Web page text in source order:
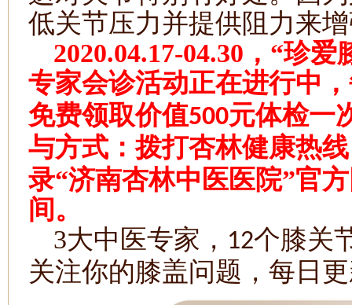
低关节压力并提供阻力来
2020.04.17-04.30 ，“珍
专家会诊活动正在进行中
免费领取价值500元体检一
与方式：拨打杏林健康热
录“济南杏林中医医院”官
间。
3大中医专家， 12个膝关
关注你的膝盖问题，每日